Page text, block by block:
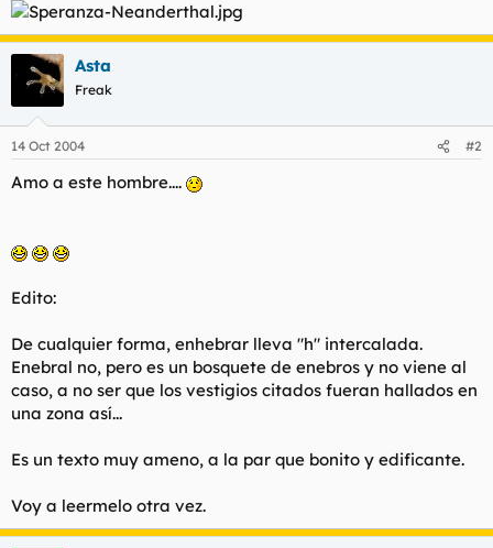
Asta
Freak
14 Oct 2004 #2
Amo a este hombre....
Edito:
De cualquier forma, enhebrar lleva "h" intercalada.
Enebral no, pero es un bosquete de enebros y no viene al
caso, a no ser que los vestigios citados fueran hallados en
una zona así...
Es un texto muy ameno, a la par que bonito y edificante.
Voy a leermelo otra vez.